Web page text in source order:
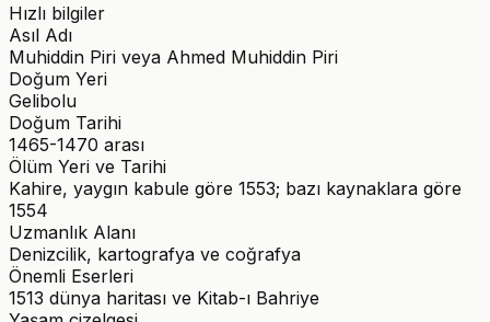
Hızlı bilgiler
Asıl Adı
Muhiddin Piri veya Ahmed Muhiddin Piri
Doğum Yeri
Gelibolu
Doğum Tarihi
1465-1470 arası
Ölüm Yeri ve Tarihi
Kahire, yaygın kabule göre 1553; bazı kaynaklara göre
1554
Uzmanlık Alanı
Denizcilik, kartografya ve coğrafya
Önemli Eserleri
1513 dünya haritası ve Kitab-ı Bahriye